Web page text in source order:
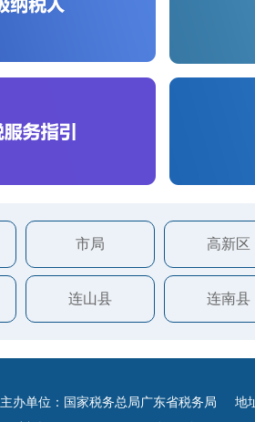
市局 高新区
连山县 连南县
主办单位：国家税务总局广东省税务局 地